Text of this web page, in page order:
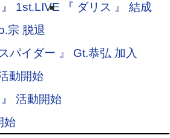
』 1st.LIVE
『 ダリス 』 結成
宗 脱退
パイダー 』 Gt.恭弘 加入
動開始
』 活動開始
始